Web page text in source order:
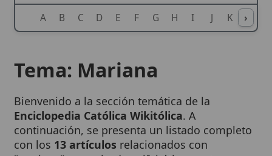
A B C D E F G H I J K L M
›
Enciclopedia Católica Wikitólica. A
continuación, se presenta un listado completo
con los13 artículosrelacionados con
"mariana", organizados alfabéticamente para
facilitar su consulta.